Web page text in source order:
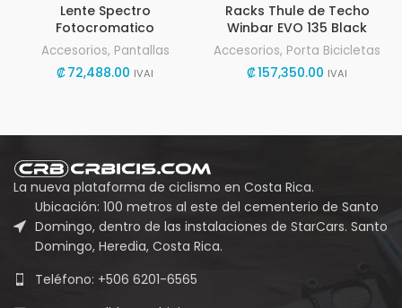
Lente Spectro
Fotocromatico
Accesorios, Pantallas
₡72,488.00 IVAI
Racks Thule de Techo
Winbar EVO 135 Black
Accesorios, Porta Bicicletas
₡157,350.00 IVAI
La nueva plataforma de ciclismo en Costa Rica.
Ubicación: 100 metros al este del cementerio de Santo
Domingo, dentro de las instalaciones de StarCars. Santo
Domingo, Heredia, Costa Rica.
Teléfono: +506 6201-6565